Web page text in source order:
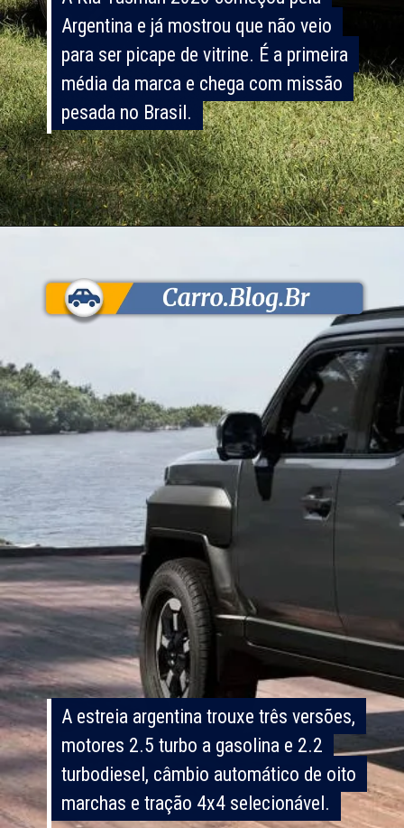
Argentina e já mostrou que não veio
para ser picape de vitrine. É a primeira
média da marca e chega com missão
pesada no Brasil.
Argentina e já mostrou que não veio
para ser picape de vitrine. É a primeira
média da marca e chega com missão
pesada no Brasil.
A estreia argentina trouxe três versões,
motores 2.5 turbo a gasolina e 2.2
turbodiesel, câmbio automático de oito
marchas e tração 4x4 selecionável.
A estreia argentina trouxe três versões,
motores 2.5 turbo a gasolina e 2.2
turbodiesel, câmbio automático de oito
marchas e tração 4x4 selecionável.